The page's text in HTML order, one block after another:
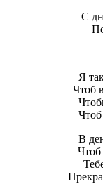
С
Я
Чтоб
Чтоб
В
Чтоб